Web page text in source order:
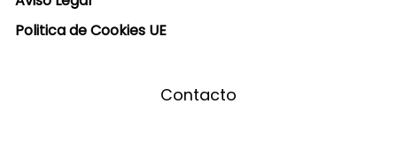
Politica de Cookies UE
Contacto